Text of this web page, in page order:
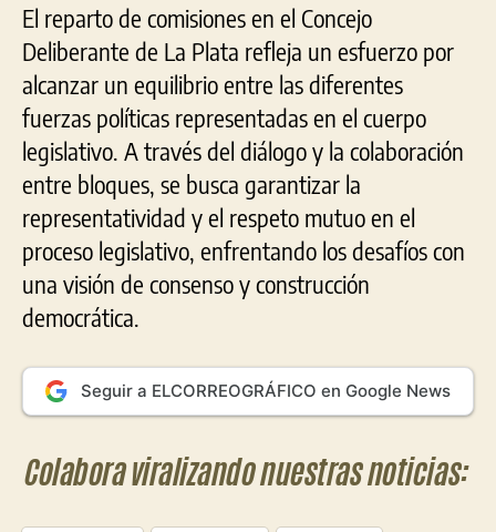
El reparto de comisiones en el Concejo
Deliberante de La Plata refleja un esfuerzo por
alcanzar un equilibrio entre las diferentes
fuerzas políticas representadas en el cuerpo
legislativo. A través del diálogo y la colaboración
entre bloques, se busca garantizar la
representatividad y el respeto mutuo en el
proceso legislativo, enfrentando los desafíos con
una visión de consenso y construcción
democrática.
Seguir a ELCORREOGRÁFICO en Google News
Colabora viralizando nuestras noticias: